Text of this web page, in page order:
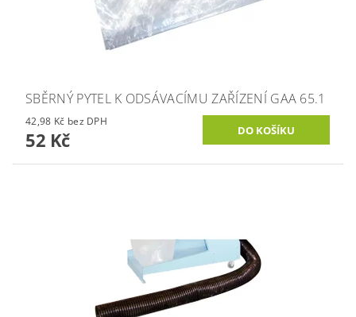
SBĚRNÝ PYTEL K ODSÁVACÍMU ZAŘÍZENÍ GAA 65.1
42,98 Kč bez DPH
52 Kč